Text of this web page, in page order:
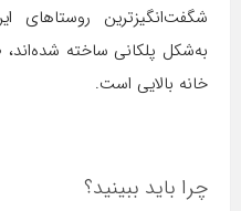
شگفت‌انگیزترین روستاهای
به‌شکل پلکانی ساخته
خانه بالایی است.
چرا باید ببینید؟